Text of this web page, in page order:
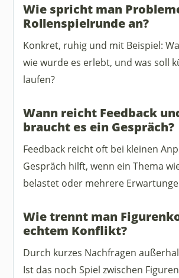
Wie spricht man
Rollenspielrunde an?
Konkret, ruhig und mit Beispiel:
wie wurde es erlebt, und was soll
laufen?
Wann reicht Feedback
braucht es ein Gespräch?
Feedback reicht oft bei kleinen
Gespräch hilft, wenn ein Thema
belastet oder mehrere
Wie trennt man
echtem Konflikt?
Durch kurzes Nachfragen
Ist das noch Spiel zwischen